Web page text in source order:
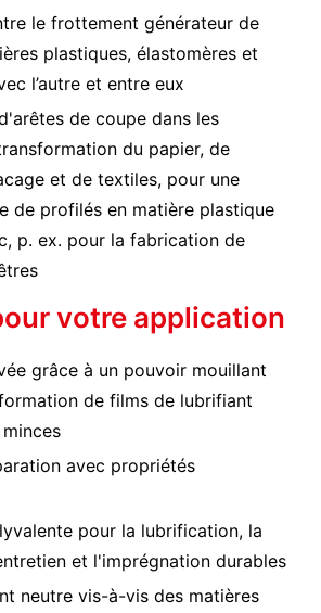
le frottement générateur de
plastiques, élastomères et
l’autre et entre eux
de coupe dans les
du papier, de
et de textiles, pour une
de profilés en matière plastique
p. ex. pour la fabrication de
votre application
grâce à un pouvoir mouillant
de films de lubrifiant
avec propriétés
pour la lubrification, la
et l'imprégnation durables
neutre vis-à-vis des matières